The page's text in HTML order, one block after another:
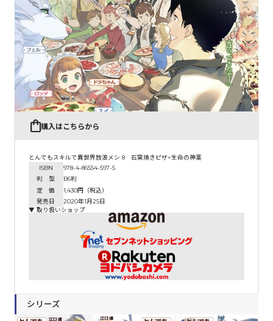
購入はこちらから
とんでもスキルで異世界放浪メシ 8 石窯焼きピザ×生命の神薬
ISBN
978-4-86554-597-5
判 型
B6判
定 価
1,430円（税込）
発売日
2020年1月25日
▼ 取り扱いショップ
シリーズ